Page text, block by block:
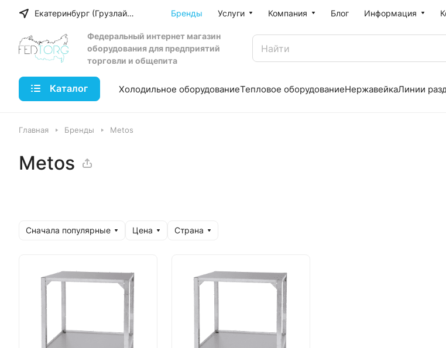
Екатеринбург (Грузлайн) Бренды Услуги Компания Блог Информация
Федеральный интернет магазин
оборудования для предприятий
торговли и общепита
Каталог Холодильное оборудованиеТепловое оборудованиеНержавейкаЛинии
Главная Бренды Metos
Metos
Сначала популярные Цена Страна